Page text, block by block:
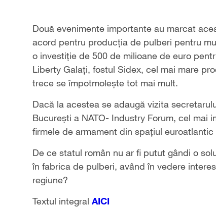
Două evenimente importante au marcat
acord pentru producţia de pulberi pentru
o investiţie de 500 de milioane de euro
Liberty Galaţi, fostul Sidex, cel mai mare
trece se împotmoleşte tot mai mult.
Dacă la acestea se adaugă vizita
Bucureşti a NATO- Industry Forum, cel mai
firmele de armament din spaţiul
De ce statul român nu ar fi putut gândi o
în fabrica de pulberi, având în vedere
regiune?
Textul integral AICI